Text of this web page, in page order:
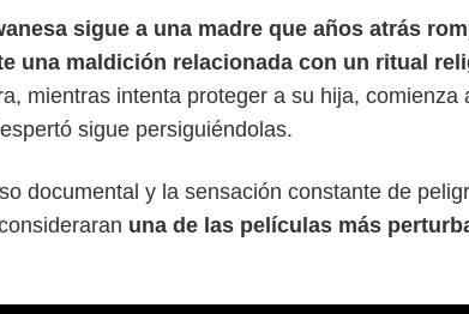
sigue a una madre que años atrás
una maldición relacionada con un ritual
mientras intenta proteger a su hija, comienza
sigue persiguiéndolas.
documental y la sensación constante de
una de las películas más